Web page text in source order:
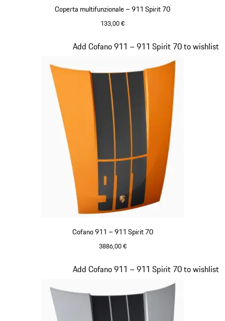
Coperta multifunzionale – 911 Spirit 70
133,00 €
Cofano 911 – 911 Spirit 70
3886,00 €
Add Cofano 911 – 911 Spirit 70 to wishlist
Diapositiva 19 di 20
Add Cofano 911 – 911 Spirit 70 to wishlist
Diapositiva 20 di 20